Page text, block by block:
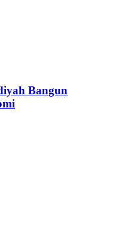
Bangun